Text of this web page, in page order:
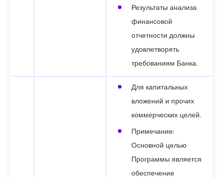
Результаты анализа
финансовой
отчетности должны
удовлетворять
требованиям Банка.
Для капитальных
вложений и прочих
коммерческих целей.
Примечание:
Основной целью
Программы является
обеспечение